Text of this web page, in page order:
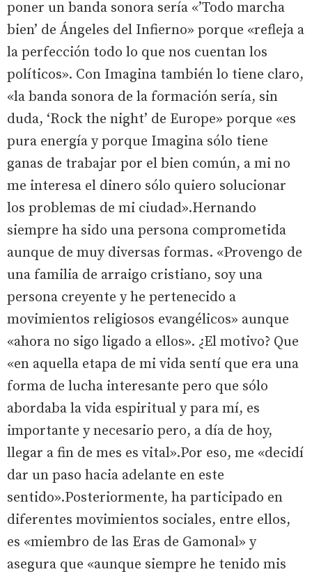
poner un banda sonora sería «’Todo marcha
bien’ de Ángeles del Infierno» porque «refleja a
la perfección todo lo que nos cuentan los
políticos». Con Imagina también lo tiene claro,
«la banda sonora de la formación sería, sin
duda, ‘Rock the night’ de Europe» porque «es
pura energía y porque Imagina sólo tiene
ganas de trabajar por el bien común, a mi no
me interesa el dinero sólo quiero solucionar
los problemas de mi ciudad».Hernando
siempre ha sido una persona comprometida
aunque de muy diversas formas. «Provengo de
una familia de arraigo cristiano, soy una
persona creyente y he pertenecido a
movimientos religiosos evangélicos» aunque
«ahora no sigo ligado a ellos». ¿El motivo? Que
«en aquella etapa de mi vida sentí que era una
forma de lucha interesante pero que sólo
abordaba la vida espiritual y para mí, es
importante y necesario pero, a día de hoy,
llegar a fin de mes es vital».Por eso, me «decidí
dar un paso hacia adelante en este
sentido».Posteriormente, ha participado en
diferentes movimientos sociales, entre ellos,
es «miembro de las Eras de Gamonal» y
asegura que «aunque siempre he tenido mis